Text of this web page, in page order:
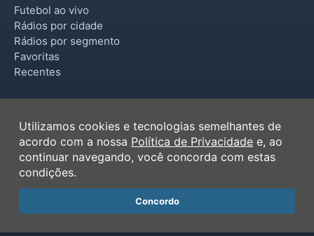
Futebol ao vivo
Rádios por cidade
Rádios por segmento
Favoritas
Recentes
Termos de Uso
Política de Privacidade
Ferramentas
Contato
Utilizamos cookies e tecnologias semelhantes de
acordo com a nossa Política de Privacidade e, ao
continuar navegando, você concorda com estas
condições.
Concordo